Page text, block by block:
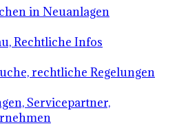
in Neuanlagen
Rechtliche Infos
rechtliche Regelungen
Servicepartner,